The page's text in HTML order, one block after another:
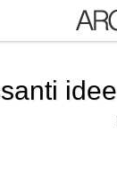
idee